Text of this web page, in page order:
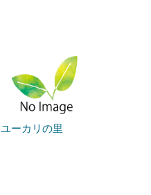
ユーカリの里